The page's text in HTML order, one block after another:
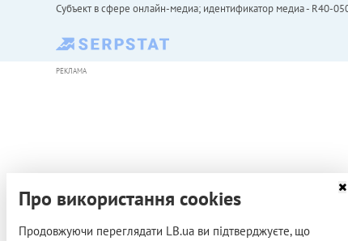
Субъект в сфере онлайн-медиа; идентификатор медиа - R40-
РЕКЛАМА
Про використання cookies
Продовжуючи переглядати LB.ua ви підтверджуєте, що